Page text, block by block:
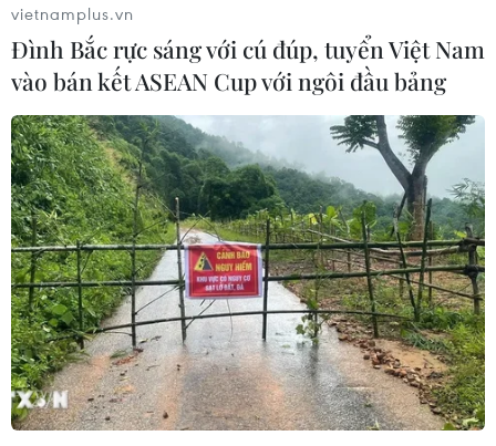
TIN CÙNG CHUYÊN MỤC
Naver và NVIDIA tăng tốc xây dựng
“Nhà máy AI,” hướng tới doanh thu
vietnamplus.vn
Đình Bắc rực sáng với cú đúp, tuyển Việt Nam
vào bán kết ASEAN Cup với ngôi đầu bảng